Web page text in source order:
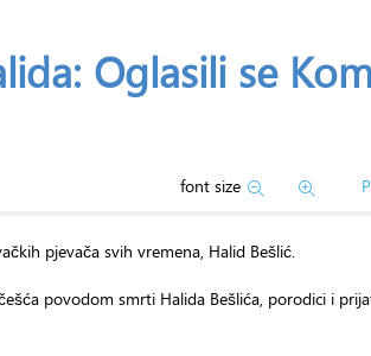
Oglasili se
font size
pjevača svih vremena, Halid Bešlić.
povodom smrti Halida Bešlića, porodici i